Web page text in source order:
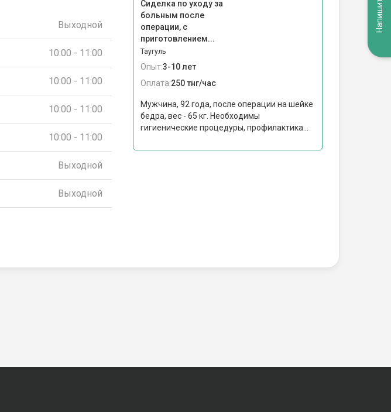
Выходной
10:00 - 11:00
10:00 - 11:00
10:00 - 11:00
10:00 - 11:00
Выходной
Выходной
Сиделка по уходу за
больным после
операции, с
приготовлением...
Таугуль
Опыт:3-10 лет
Оплата:250 тнг/час
Мужчина, 92 года, после операции на шейке
бедра, вес - 65 кг. Необходимы
гигиенические процедуры, профилактика...